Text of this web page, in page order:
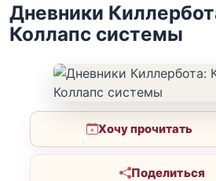
Дневники
Коллапс системы
Хочу прочитать
Поделиться